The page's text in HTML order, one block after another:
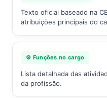
Texto oficial baseado na
atribuições principais do
⚙️ Funções no cargo
Lista detalhada das
da profissão.